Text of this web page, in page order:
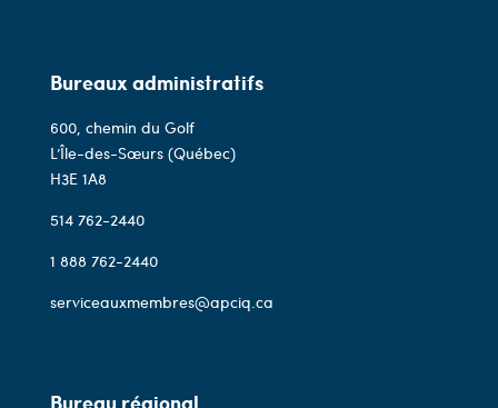
Bureaux administratifs
600, chemin du Golf
L’Île-des-Sœurs (Québec)
H3E 1A8
514 762-2440
1 888 762-2440
serviceauxmembres@apciq.ca